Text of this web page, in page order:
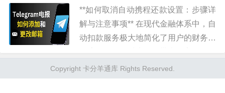
**如何取消自动携程还款设置：步骤详
解与注意事项** 在现代金融体系中，自
动扣款服务极大地简化了用户的财务管
和不便。对于那些 首先，明确“自动携
程还款”通常指的是通过...
Copyright 卡分羊通库 Rights Reserved.